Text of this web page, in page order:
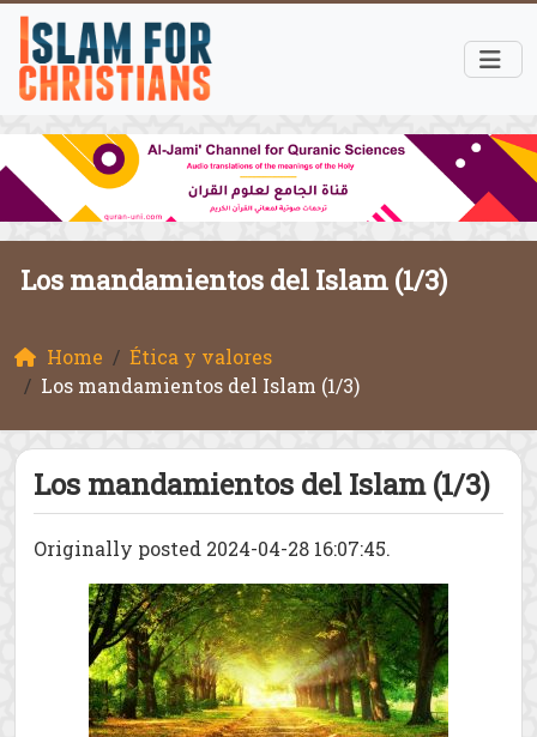
Los mandamientos del Islam (1/3)
Home
Ética y valores
Los mandamientos del Islam (1/3)
Los mandamientos del Islam (1/3)
Originally posted 2024-04-28 16:07:45.